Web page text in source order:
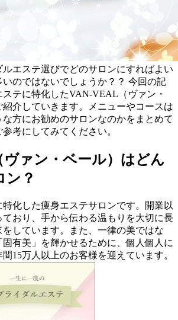
エステ選びでどのサロンにすればよい
のではないでしょうか？？ 今回の記
テに特化したVAN-VEAL（ヴァン・
介していきます。メニューやコースは
な方にお勧めのサロンなのかをまとめて
考にしてみてください。
ァン・ベール）はどん
ン？
化した痩身エステサロンです。開業以
おり、手から伝わる温もりを大切に長
しています。また、一律の美ではな
固有美」を輝かせるために、個人個人に
15万人以上のお客様を迎えています。